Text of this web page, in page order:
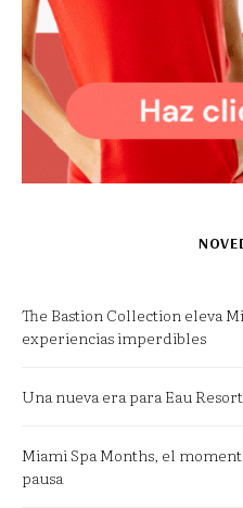
The Bastion Collection eleva
experiencias imperdibles
Una nueva era para Eau
Miami Spa Months, el
pausa